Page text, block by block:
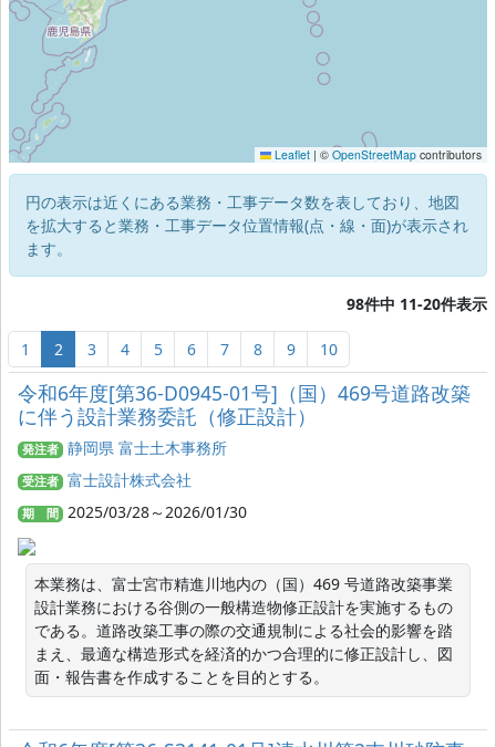
Leaflet | © OpenStreetMap contributors
円の表示は近くにある業務・工事データ数を表しており、地図
を拡大すると業務・工事データ位置情報(点・線・面)が表示され
ます。
98件中 11-20件表示
1 2 3 4 5 6 7 8 9 10
令和6年度[第36-D0945-01号]（国）469号道路改築
に伴う設計業務委託（修正設計）
発注者 静岡県 富士土木事務所
受注者 富士設計株式会社
期 間 2025/03/28～2026/01/30
本業務は、富士宮市精進川地内の（国）469 号道路改築事業
設計業務における谷側の一般構造物修正設計を実施するもの
である。道路改築工事の際の交通規制による社会的影響を踏
まえ、最適な構造形式を経済的かつ合理的に修正設計し、図
面・報告書を作成することを目的とする。